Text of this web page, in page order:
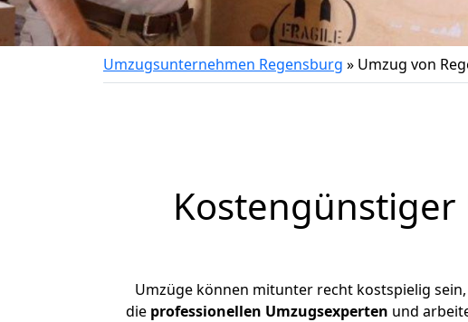
Umzugsunternehmen Regensburg » Umzug von
Kostengünstiger
Umzüge können mitunter recht kostspielig
die professionellen Umzugsexperten und